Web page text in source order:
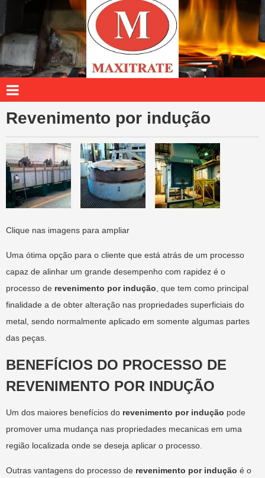
Revenimento por indução
Clique nas imagens para ampliar
Uma ótima opção para o cliente que está atrás de um processo
capaz de alinhar um grande desempenho com rapidez é o
processo de revenimento por indução , que tem como principal
finalidade a de obter alteração nas propriedades superficiais do
metal, sendo normalmente aplicado em somente algumas partes
das peças.
BENEFÍCIOS DO PROCESSO DE
REVENIMENTO POR INDUÇÃO
Um dos maiores benefícios do revenimento por indução pode
promover uma mudança nas propriedades mecanicas em uma
região localizada onde se deseja aplicar o processo.
Outras vantagens do processo de revenimento por indução é o